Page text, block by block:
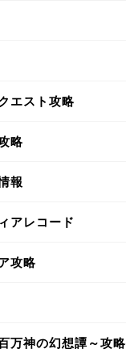
エスト攻略
略
報
アレコード
攻略
万神の幻想譚～攻略